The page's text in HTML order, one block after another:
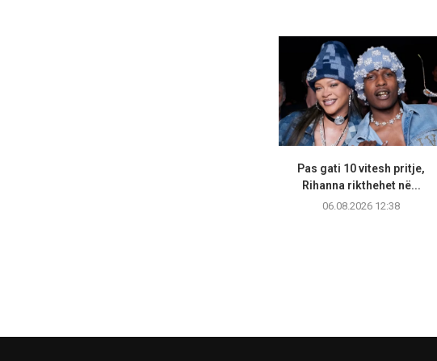
Pas gati 10 vitesh pritje,
Rihanna rikthehet në...
06.08.2026 12:38